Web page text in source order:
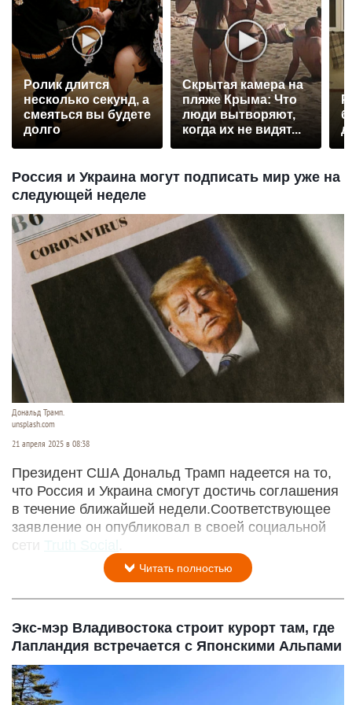
Ролик длится
несколько секунд, а
смеяться вы будете
долго
Скрытая камера на
пляже Крыма: Что
люди вытворяют,
когда их не видят...
Россия и Украина могут подписать мир уже на
следующей неделе
Дональд Трамп.
unsplash.com
21 апреля 2025 в 08:38
Президент США Дональд Трамп надеется на то,
что Россия и Украина смогут достичь соглашения
в течение ближайшей недели.Соответствующее
заявление он опубликовал в своей социальной
сети Truth Social
Читать полностью
Экс-мэр Владивостока строит курорт там, где
Лапландия встречается с Японскими Альпами